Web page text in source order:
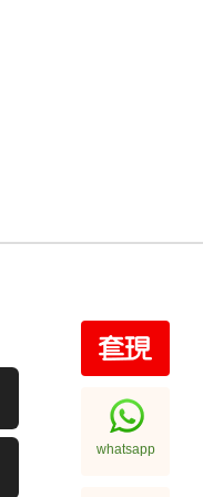
whatsapp